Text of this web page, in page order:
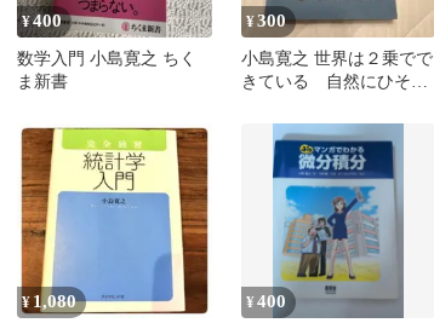
¥400
数学入門 小島寛之 ちく
ま新書
¥300
小島寛之 世界は２乗でで
きている 自然にひそむ
バックス)
¥ 1,080 ¥400